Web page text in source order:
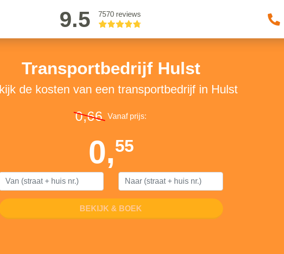
9.5 7570 reviews
Transportbedrijf Hulst
de kosten van een transportbedrijf in Hulst
0,66 Vanaf prijs:
0,55
BEKIJK & BOEK